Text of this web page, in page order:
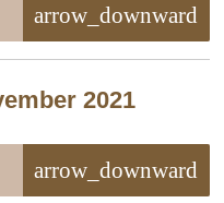
arrow_downward
2021
arrow_downward